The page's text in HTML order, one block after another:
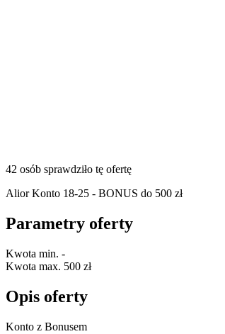
42 osób sprawdziło tę ofertę
Alior Konto 18-25 - BONUS do 500 zł
Parametry oferty
Kwota min. -
Kwota max. 500 zł
Opis oferty
Konto z Bonusem